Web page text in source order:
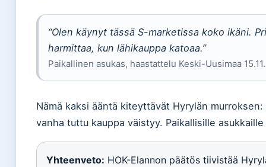
“Olen käynyt tässä S-marketissa koko ikäni.
harmittaa, kun lähikauppa katoaa.”
Paikallinen asukas, haastattelu Keski-Uusimaa
Nämä kaksi ääntä kiteyttävät Hyrylän
vanha tuttu kauppa väistyy. Paikallisille
Yhteenveto: HOK-Elannon päätös tiivistää